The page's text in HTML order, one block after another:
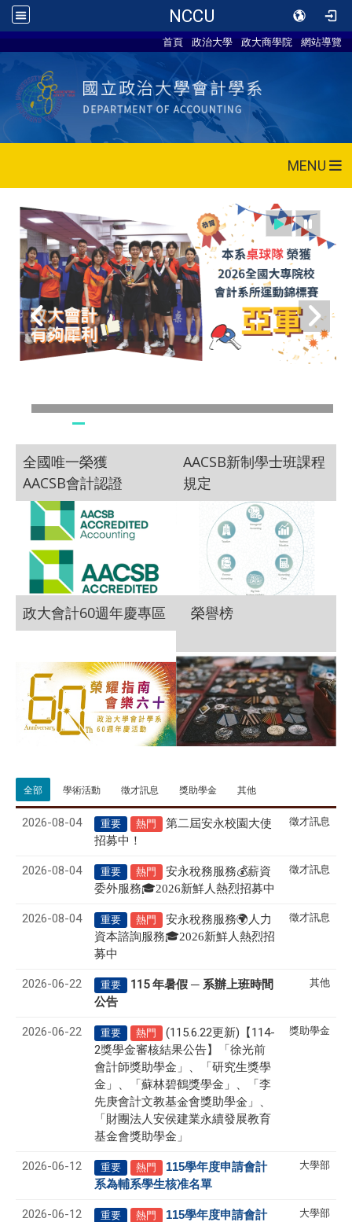
NCCU
首頁 政治大學 政大商學院 網站導覽
MENU
全國唯一榮獲
AACSB會計認證
AACSB新制學士班課程
規定
政大會計60週年慶專區 榮譽榜
全部 學術活動 徵才訊息 獎助學金 其他
2026-08-04 重要 熱門
第二屆安永校園大使
招募中！
徵才訊息
2026-08-04 重要 熱門 安永稅務服務💰薪資
委外服務🎓2026新鮮人熱烈招募中
徵才訊息
2026-08-04 重要 熱門 安永稅務服務🌍 人力
資本諮詢服務🎓2026新鮮人熱烈招
募中
徵才訊息
2026-06-22 重要
115 年暑假 ─ 系辦上班時間
公告
其他
2026-06-22 重要 熱門
(115.6.22更新)【114-
2獎學金審核結果公告】「徐光前
會計師獎助學金」、「研究生獎學
金」、「蘇林碧鶴獎學金」、「李
先庚會計文教基金會獎助學金」、
「財團法人安侯建業永續發展教育
基金會獎助學金」
獎助學金
2026-06-12 重要 熱門 115學年度申請會計
系為輔系學生核准名單
大學部
2026-06-12 重要 熱門 115學年度申請會計
大學部